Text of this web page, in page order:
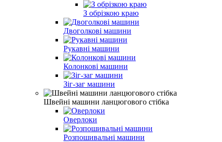
З обрізкою краю
Двоголкові машини
Рукавні машини
Колонкові машини
Зіг-заг машини
Швейні машини ланцюгового стібка
Оверлоки
Розпошивальні машини